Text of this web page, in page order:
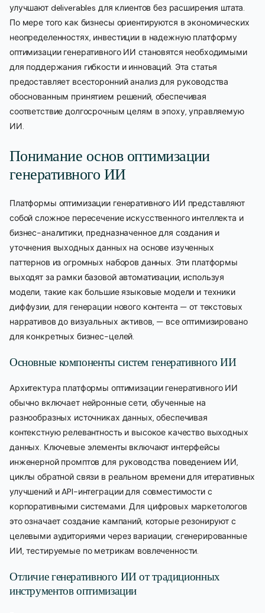
улучшают deliverables для клиентов без расширения штата.
По мере того как бизнесы ориентируются в экономических
неопределенностях, инвестиции в надежную платформу
оптимизации генеративного ИИ становятся необходимыми
для поддержания гибкости и инноваций. Эта статья
предоставляет всесторонний анализ для руководства
обоснованным принятием решений, обеспечивая
соответствие долгосрочным целям в эпоху, управляемую
ИИ.
Понимание основ оптимизации
генеративного ИИ
Платформы оптимизации генеративного ИИ представляют
собой сложное пересечение искусственного интеллекта и
бизнес-аналитики, предназначенное для создания и
уточнения выходных данных на основе изученных
паттернов из огромных наборов данных. Эти платформы
выходят за рамки базовой автоматизации, используя
модели, такие как большие языковые модели и техники
диффузии, для генерации нового контента — от текстовых
нарративов до визуальных активов, — все оптимизировано
для конкретных бизнес-целей.
Основные компоненты систем генеративного ИИ
Архитектура платформы оптимизации генеративного ИИ
обычно включает нейронные сети, обученные на
разнообразных источниках данных, обеспечивая
контекстную релевантность и высокое качество выходных
данных. Ключевые элементы включают интерфейсы
инженерной промптов для руководства поведением ИИ,
циклы обратной связи в реальном времени для итеративных
улучшений и API-интеграции для совместимости с
корпоративными системами. Для цифровых маркетологов
это означает создание кампаний, которые резонируют с
целевыми аудиториями через вариации, сгенерированные
ИИ, тестируемые по метрикам вовлеченности.
Отличие генеративного ИИ от традиционных
инструментов оптимизации